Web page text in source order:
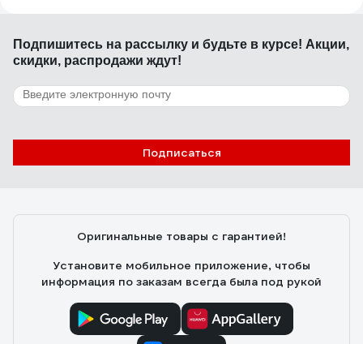
Замечательная каска
5 отзывов
Отзыв о каске РИМ Лидер
Подпишитесь на рассылку и будьте в курсе! Акции,
скидки, распродажи ждут!
Подписаться
Оригинальные товары с гарантией!
Установите мобильное приложение, чтобы
информация по заказам всегда была под рукой